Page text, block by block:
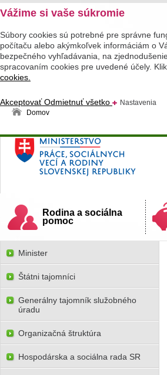
Vážime si vaše súkromie
Súbory cookies sú potrebné pre správne
počítaču alebo akýmkoľvek informáciám o
bezpečného vyhľadávania, na
spracovaním cookies pre uvedené účely.
cookies.
AkceptovaťOdmietnuť všetko
Nastavenia
Domov
Ministerstvo práce, sociálnych
Slovenskej republiky
Rodina a sociálna
pomoc
Minister
Štátni tajomníci
Generálny tajomník služobného
úradu
Organizačná štruktúra
Hospodárska a sociálna rada SR